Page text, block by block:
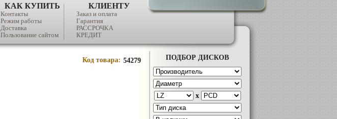
КАК КУПИТЬ
Контакты
Режим работы
Доставка
Пользование сайтом
КЛИЕНТУ
Заказ и оплата
Гарантия
РАССРОЧКА
КРЕДИТ
Код товара: 54279 ПОДБОР ДИСКОВ
x